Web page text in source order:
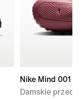
Nike Mind 001
Damskie